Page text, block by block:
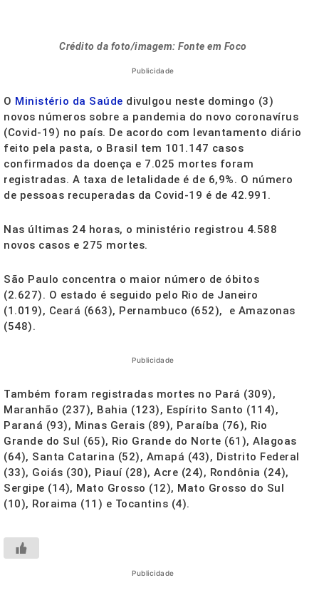
Crédito da foto/imagem: Fonte em Foco
Publicidade
O Ministério da Saúde divulgou neste domingo (3)
novos números sobre a pandemia do novo coronavírus
(Covid-19) no país. De acordo com levantamento diário
feito pela pasta, o Brasil tem 101.147 casos
confirmados da doença e 7.025 mortes foram
registradas. A taxa de letalidade é de 6,9%. O número
de pessoas recuperadas da Covid-19 é de 42.991.
Nas últimas 24 horas, o ministério registrou 4.588
novos casos e 275 mortes.
São Paulo concentra o maior número de óbitos
(2.627). O estado é seguido pelo Rio de Janeiro
(1.019), Ceará (663), Pernambuco (652), e Amazonas
(548).
Publicidade
Também foram registradas mortes no Pará (309),
Maranhão (237), Bahia (123), Espírito Santo (114),
Paraná (93), Minas Gerais (89), Paraíba (76), Rio
Grande do Sul (65), Rio Grande do Norte (61), Alagoas
(64), Santa Catarina (52), Amapá (43), Distrito Federal
(33), Goiás (30), Piauí (28), Acre (24), Rondônia (24),
Sergipe (14), Mato Grosso (12), Mato Grosso do Sul
(10), Roraima (11) e Tocantins (4).
Publicidade